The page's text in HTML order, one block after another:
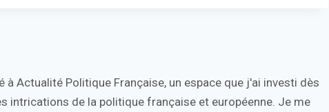
à Actualité Politique Française, un espace que j'ai investi dès
intrications de la politique française et européenne. Je me